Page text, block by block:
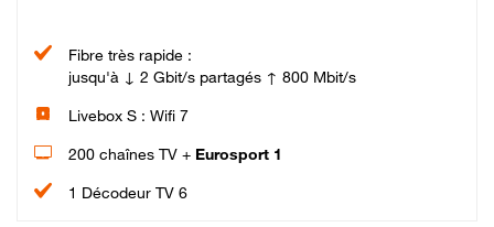
Fibre très rapide :
jusqu'à ↓ 2 Gbit/s partagés ↑ 800 Mbit/s
Livebox S : Wifi 7
200 chaînes TV + Eurosport 1
1 Décodeur TV 6